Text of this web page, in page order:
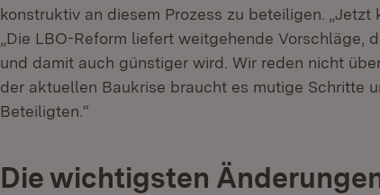
konstruktiv an diesem Prozess zu beteiligen. „Jetzt
„Die LBO-Reform liefert weitgehende Vorschläge,
und damit auch günstiger wird. Wir reden nicht
der aktuellen Baukrise braucht es mutige Schritte
Beteiligten.“
Die wichtigsten